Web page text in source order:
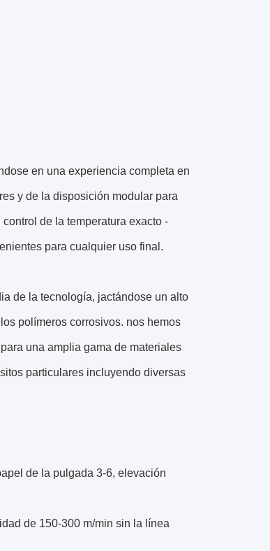
en una experiencia completa en
y de la disposición modular para
de la temperatura exacto -
para cualquier uso final.
de la tecnología, jactándose un alto
polímeros corrosivos. nos hemos
una amplia gama de materiales
particulares incluyendo diversas
de la pulgada 3-6, elevación
de 150-300 m/min sin la línea